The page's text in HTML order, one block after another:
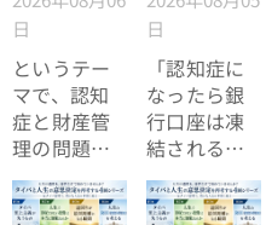
日
というテー
マで、認知
症と財産管
理の問題に
ついてお話
ししまし
日
「認知症に
なったら銀
行口座は凍
結されると
聞いたので
すが本当で